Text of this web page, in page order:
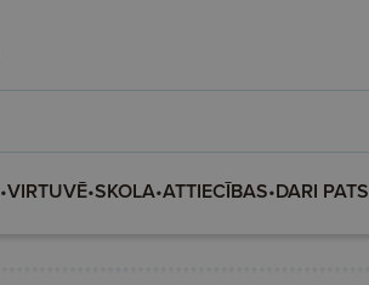
•VIRTUVĒ•SKOLA•ATTIECĪBAS•DARI PATS